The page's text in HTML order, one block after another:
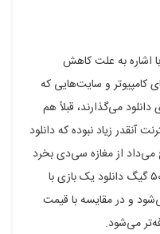
با اشاره به علت کاهش
کامپیوتر و سایت‌هایی که
می‌گذارند، قبلاً هم
آنقدر زیاد نبوده که دانلود
می‌داد از مغازه سی‌دی بخرد
تا این‌که ۱۰ گیگ دانلود کند، اما اکنون ۵۰ گیگ دانلود یک بازی با
حدود ۴,۰۰۰ تومان می‌شود و در مقایسه با قیمت